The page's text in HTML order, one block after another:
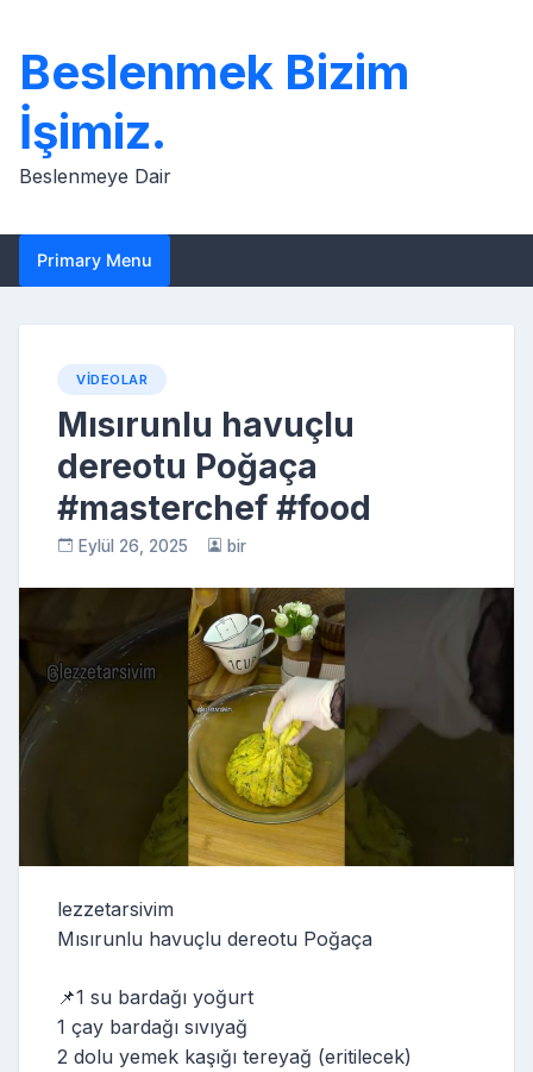
content
Beslenmek Bizim
İşimiz.
Beslenmeye Dair
Primary Menu
VIDEOLAR
Mısırunlu havuçlu
dereotu Poğaça
#masterchef #food
Eylül 26, 2025 bir
lezzetarsivim
Mısırunlu havuçlu dereotu Poğaça
📌1 su bardağı yoğurt
1 çay bardağı sıvıyağ
2 dolu yemek kaşığı tereyağ (eritilecek)